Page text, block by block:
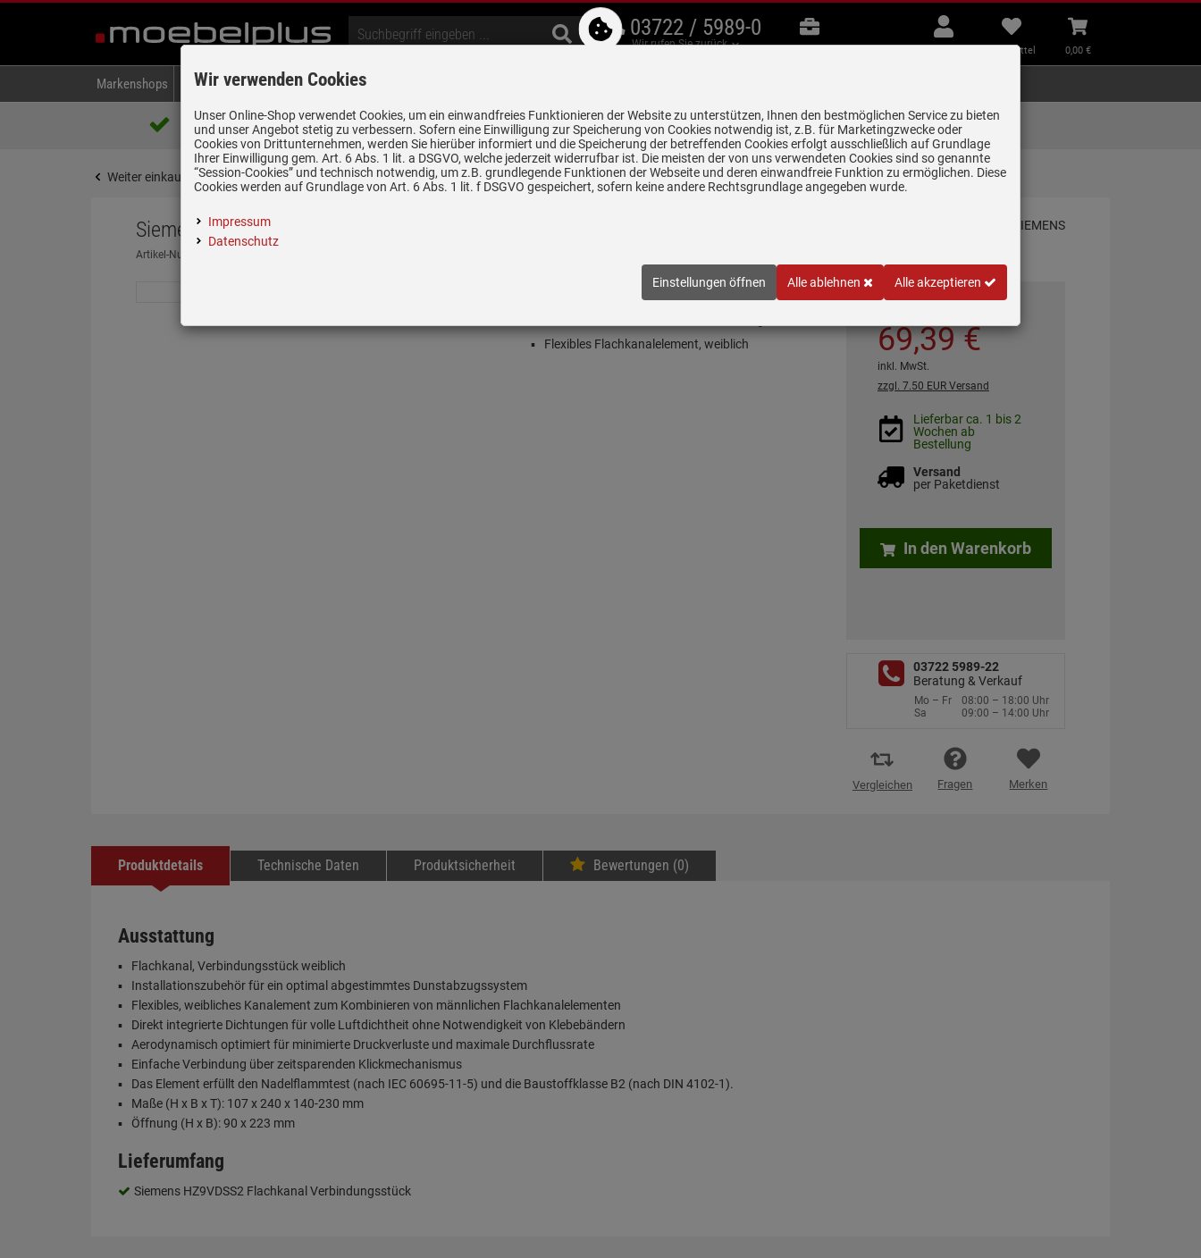
03722 / 5989-0
Wir rufen Sie zurück
B2B
Beratung
Mein
Konto
Merkzettel
aufklappen
Merkzettel
Warenkorb
aufklappen
0,00 €
Markenshops Backen & Kochen Kühlen & Gefrieren
Über 85.000 positive Bewertungen
auf eBay, Amazon und Trusted Shops
5 Jahre Garantie auf
alle gekennzeichneten Produkte
Lieferung zum
Wunschtermin
Weiter einkaufen Startseite Zubehör Zubehör - Kochfeldabzüge Siemens HZ9VDSS2 Flachkanal Verbindungsstück
Siemens HZ9VDSS2 Flachkanal Verbindungsstück
Artikel-Nummer:
Einloggen und Bewertung schreiben
Flexibles Flachkanalelement, weiblich
69,39 €
inkl. MwSt.
zzgl. 7.50 EUR Versand
Lieferbar ca. 1 bis 2
Wochen ab
Bestellung
Versand
per Paketdienst
In den Warenkorb
03722 5989-22
Beratung & Verkauf
Mo – Fr
08:00 – 18:00 Uhr
Sa
09:00 – 14:00 Uhr
Vergleichen Fragen Merken
Produktdetails Technische Daten Produktsicherheit Bewertungen (0)
Ausstattung
Flachkanal, Verbindungsstück weiblich
Installationszubehör für ein optimal abgestimmtes Dunstabzugssystem
Flexibles, weibliches Kanalement zum Kombinieren von männlichen Flachkanalelementen
Direkt integrierte Dichtungen für volle Luftdichtheit ohne Notwendigkeit von Klebebändern
Aerodynamisch optimiert für minimierte Druckverluste und maximale Durchflussrate
Einfache Verbindung über zeitsparenden Klickmechanismus
Das Element erfüllt den Nadelflammtest (nach IEC 60695-11-5) und die Baustoffklasse B2 (nach DIN 4102-1).
Maße (H x B x T): 107 x 240 x 140-230 mm
Öffnung (H x B): 90 x 223 mm
Lieferumfang
Siemens HZ9VDSS2 Flachkanal Verbindungsstück
Wir verwenden Cookies
Unser Online-Shop verwendet Cookies, um ein einwandfreies Funktionieren der Website zu unterstützen, Ihnen den bestmöglichen Service zu bieten
und unser Angebot stetig zu verbessern. Sofern eine Einwilligung zur Speicherung von Cookies notwendig ist, z.B. für Marketingzwecke oder
Cookies von Drittunternehmen, werden Sie hierüber informiert und die Speicherung der betreffenden Cookies erfolgt ausschließlich auf Grundlage
Ihrer Einwilligung gem. Art. 6 Abs. 1 lit. a DSGVO, welche jederzeit widerrufbar ist. Die meisten der von uns verwendeten Cookies sind so genannte
“Session-Cookies” und technisch notwendig, um z.B. grundlegende Funktionen der Webseite und deren einwandfreie Funktion zu ermöglichen. Diese
Cookies werden auf Grundlage von Art. 6 Abs. 1 lit. f DSGVO gespeichert, sofern keine andere Rechtsgrundlage angegeben wurde.
Impressum
Datenschutz
Einstellungen öffnen Alle ablehnen Alle akzeptieren